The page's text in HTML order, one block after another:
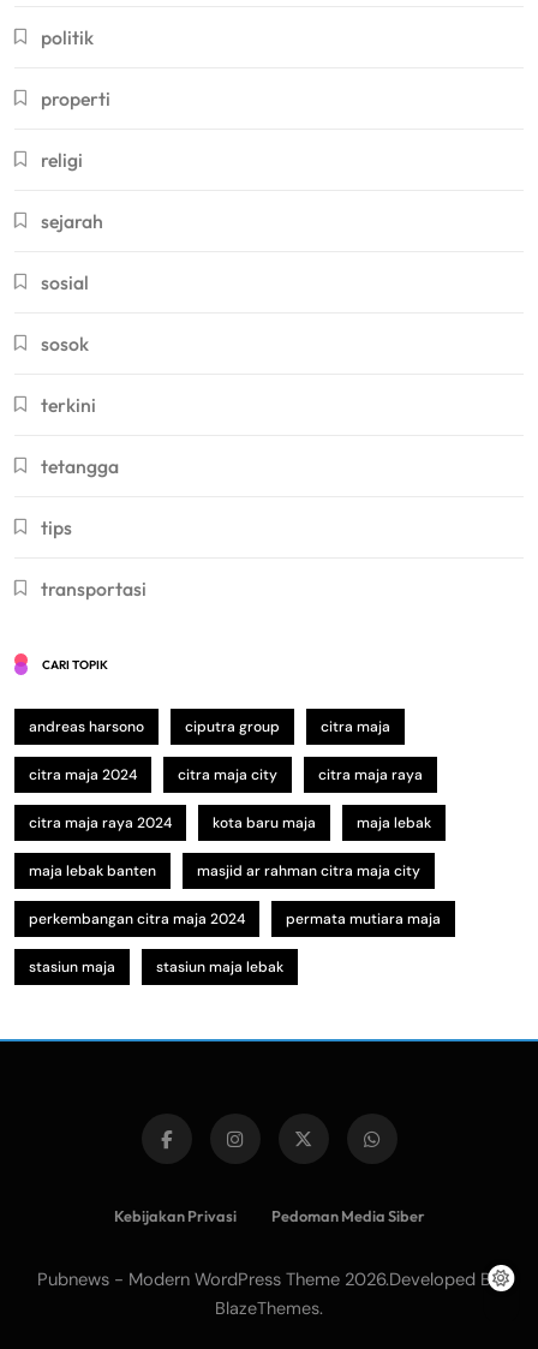
politik
properti
religi
sejarah
sosial
sosok
terkini
tetangga
tips
transportasi
CARI TOPIK
andreas harsono ciputra group citra maja
citra maja 2024 citra maja city citra maja raya
citra maja raya 2024 kota baru maja maja lebak
maja lebak banten masjid ar rahman citra maja city
perkembangan citra maja 2024 permata mutiara maja
stasiun maja stasiun maja lebak
Kebijakan Privasi Pedoman Media Siber
Pubnews - Modern WordPress Theme 2026.Developed By
BlazeThemes.